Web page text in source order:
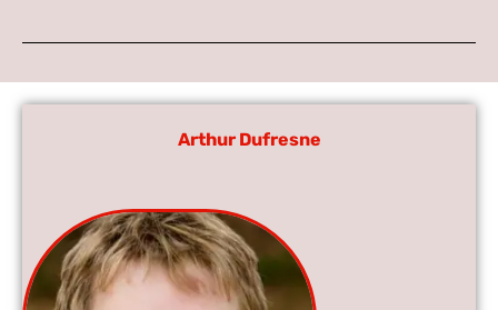
Arthur Dufresne